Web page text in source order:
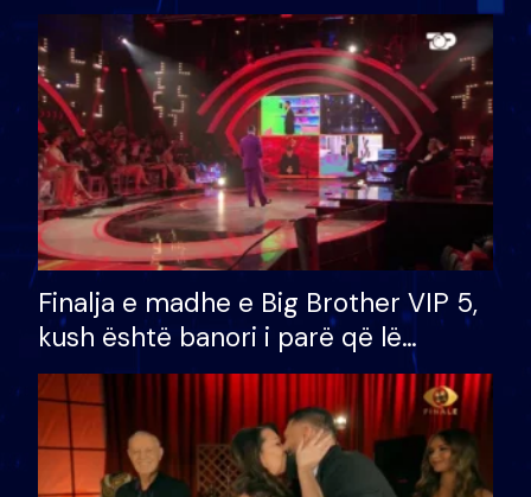
Finalja e madhe e Big Brother VIP 5,
kush është banori i parë që lë
shtëpinë dhe humb mundësinë për
të fituar çmimin e madh